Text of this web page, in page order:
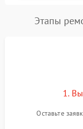
Этапы
1.
Оставьте